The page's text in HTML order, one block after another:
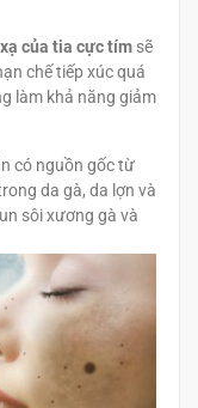
của tia cực tím sẽ
chế tiếp xúc quá
làm khả năng giảm
có nguồn gốc từ
da gà, da lợn và
sôi xương gà và